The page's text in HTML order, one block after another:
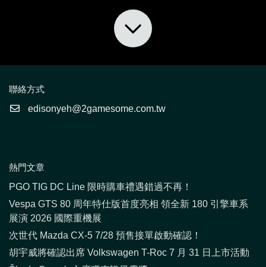
聯絡方式
edisonyeh@2gamesome.com.tw
熱門文章
PGO TIG DC Line 限時購車禮遇錯過不再！
Vespa GTS 80 周年特仕版首度亮相 領全新 180 引擎車系
展演 2026 國際重機展
次世代 Mazda CX-5 7/28 預售接單啟動確認！
胡宇威將確認出席 Volkswagen T-Roc 7 月 31 日上市活動